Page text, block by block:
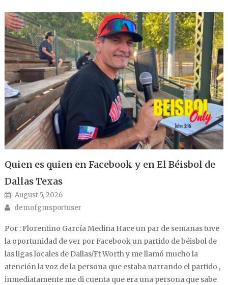
Quien es quien en Facebook y en El Béisbol de
Dallas Texas
Posted on
August 5, 2026
Author
demofgmsportuser
Por : Florentino García Medina Hace un par de semanas tuve
la oportunidad de ver por Facebook un partido de béisbol de
las ligas locales de Dallas/Ft Worth y me llamó mucho la
atención la voz de la persona que estaba narrando el partido ,
inmediatamente me di cuenta que era una persona que sabe